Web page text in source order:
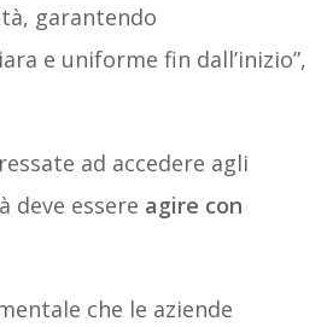
garantendo
e uniforme fin dall’inizio”,
ad accedere agli
deve essere agire con
che le aziende